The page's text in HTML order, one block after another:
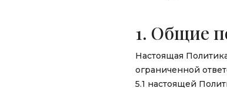
1. Общие
Настоящая
ограниченной
5.1 настоящей